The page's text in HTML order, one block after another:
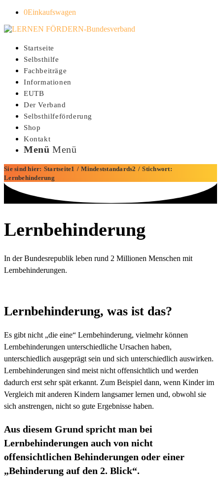
0Einkaufswagen
Startseite
Selbsthilfe
Fachbeiträge
Informationen
EUTB
Der Verband
Selbsthilfeförderung
Shop
Kontakt
Menü Menü
Sie sind hier: Startseite1 / Mindeststandards2 / Stichwort:
Lernbehinderung
Lernbehinderung
In der Bundesrepublik leben rund 2 Millionen Menschen mit
Lernbehinderungen.
Lernbehinderung, was ist das?
Es gibt nicht „die eine“ Lernbehinderung, vielmehr können
Lernbehinderungen unterschiedliche Ursachen haben,
unterschiedlich ausgeprägt sein und sich unterschiedlich auswirken.
Lernbehinderungen sind meist nicht offensichtlich und werden
dadurch erst sehr spät erkannt. Zum Beispiel dann, wenn Kinder im
Vergleich mit anderen Kindern langsamer lernen und, obwohl sie
sich anstrengen, nicht so gute Ergebnisse haben.
Aus diesem Grund spricht man bei
Lernbehinderungen auch von nicht
offensichtlichen Behinderungen oder einer
„Behinderung auf den 2. Blick“.